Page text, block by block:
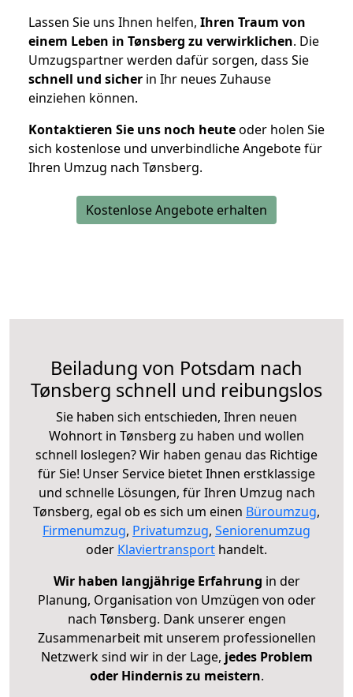
Lassen Sie uns Ihnen helfen, Ihren Traum von
einem Leben in Tønsberg zu verwirklichen. Die
Umzugspartner werden dafür sorgen, dass Sie
schnell und sicher in Ihr neues Zuhause
einziehen können.
Kontaktieren Sie uns noch heuteoder holen Sie
sich kostenlose und unverbindliche Angebote für
Ihren Umzug nach Tønsberg.
Kostenlose Angebote erhalten
Beiladung von Potsdam nach
Tønsberg schnell und reibungslos
Sie haben sich entschieden, Ihren neuen
Wohnort in Tønsberg zu haben und wollen
schnell loslegen? Wir haben genau das Richtige
für Sie! Unser Service bietet Ihnen erstklassige
und schnelle Lösungen, für Ihren Umzug nach
Tønsberg, egal ob es sich um einen Büroumzug,
Firmenumzug, Privatumzug, Seniorenumzug
oder Klaviertransport handelt.
Wir haben langjährige Erfahrung in der
Planung, Organisation von Umzügen von oder
nach Tønsberg. Dank unserer engen
Zusammenarbeit mit unserem professionellen
Netzwerk sind wir in der Lage, jedes Problem
oder Hindernis zu meistern.